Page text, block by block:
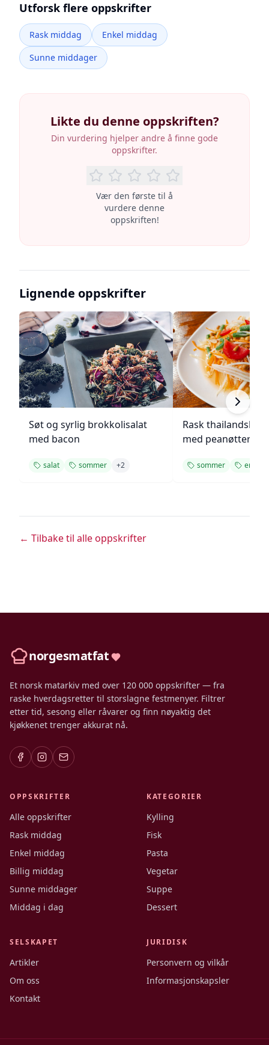
Utforsk flere oppskrifter
Rask middag
Enkel middag
Sunne middager
Likte du denne oppskriften?
Din vurdering hjelper andre å finne gode
oppskrifter.
Vær den første til å
vurdere denne
oppskriften!
Lignende oppskrifter
Søt og syrlig brokkolisalat
med bacon
salat sommer +2
Rask thailandsk
med peanøtter
sommer enkel
← Tilbake til alle oppskrifter
norgesmatfat
Et norsk matarkiv med over 120 000 oppskrifter — fra
raske hverdagsretter til storslagne festmenyer. Filtrer
etter tid, sesong eller råvarer og finn nøyaktig det
kjøkkenet trenger akkurat nå.
OPPSKRIFTER
Alle oppskrifter
Rask middag
Enkel middag
Billig middag
Sunne middager
Middag i dag
KATEGORIER
Kylling
Fisk
Pasta
Vegetar
Suppe
Dessert
SELSKAPET
Artikler
Om oss
Kontakt
JURIDISK
Personvern og vilkår
Informasjonskapsler